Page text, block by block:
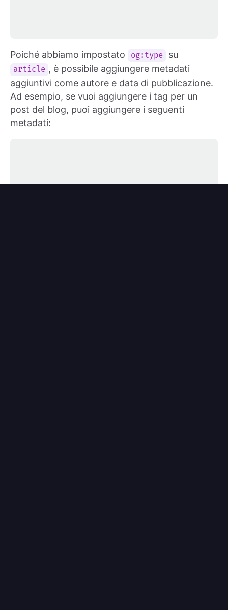
Poiché abbiamo impostato og:type su
article , è possibile aggiungere metadati
aggiuntivi come autore e data di pubblicazione.
Ad esempio, se vuoi aggiungere i tag per un
post del blog, puoi aggiungere i seguenti
metadati: